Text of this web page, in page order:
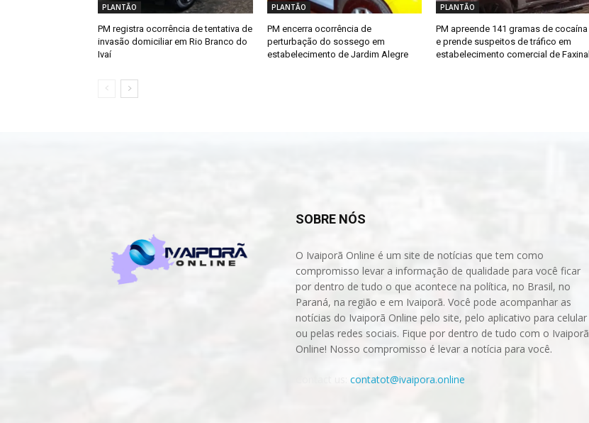
PLANTÃO
PM registra ocorrência de tentativa de
invasão domiciliar em Rio Branco do
Ivaí
PLANTÃO
PM encerra ocorrência de
perturbação do sossego em
estabelecimento de Jardim Alegre
PLANTÃO
PM apreende 141 gramas de cocaína
e prende suspeitos de tráfico em
estabelecimento comercial de Faxinal
SOBRE NÓS
O Ivaiporã Online é um site de notícias que tem como
compromisso levar a informação de qualidade para você ficar
por dentro de tudo o que acontece na política, no Brasil, no
Paraná, na região e em Ivaiporã. Você pode acompanhar as
notícias do Ivaiporã Online pelo site, pelo aplicativo para celular
ou pelas redes sociais. Fique por dentro de tudo com o Ivaiporã
Online! Nosso compromisso é levar a notícia para você.
contatot@ivaipora.online